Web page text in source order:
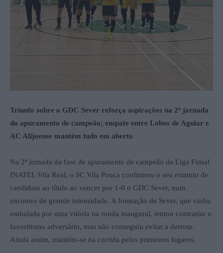
Triunfo sobre o GDC Sever reforça aspirações na 2ª jornada
do apuramento de campeão; empate entre Lobos de Aguiar e
AC Alijoense mantém tudo em aberto
Na 2ª jornada da fase de apuramento de campeão da Liga Futsal
INATEL Vila Real, o SC Vila Pouca confirmou o seu estatuto de
candidato ao título ao vencer por 1-0 o GDC Sever, num
encontro de grande intensidade. A formação de Sever, que vinha
embalada por uma vitória na ronda inaugural, tentou contrariar o
favoritismo adversário, mas não conseguiu evitar a derrota.
Ainda assim, mantém-se na corrida pelos primeiros lugares.